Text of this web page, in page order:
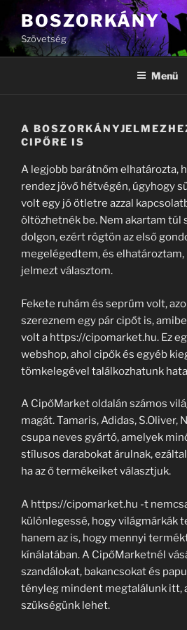
Tartalomhoz
BOSZORKÁNY
Szövetség
Menü
A
CIPŐRE IS
A legjobb barátnőm elhatározta,
rendez jövő hétvégén, úgyhogy
volt egy jó ötletre azzal
öltözhetnék be. Nem akartam túl
dolgon, ezért rögtön az első
megelégedtem, és elhatároztam,
jelmezt választom.
Fekete ruhám és seprűm volt,
szereznem egy pár cipőt is,
volt a https://cipomarket.hu. Ez
webshop, ahol cipők és egyéb
tömkelegével találkozhatunk
A CipőMarket oldalán számos
magát. Tamaris, Adidas, S.Oliver,
csupa neves gyártó, amelyek
stílusos darabokat árulnak,
ha az ő termékeiket választjuk.
A https://cipomarket.hu -t
különlegessé, hogy világmárkák
hanem az is, hogy mennyi
kínálatában. A CipőMarketnél
szandálokat, bakancsokat és
tényleg mindent megtalálunk itt,
szükségünk lehet.